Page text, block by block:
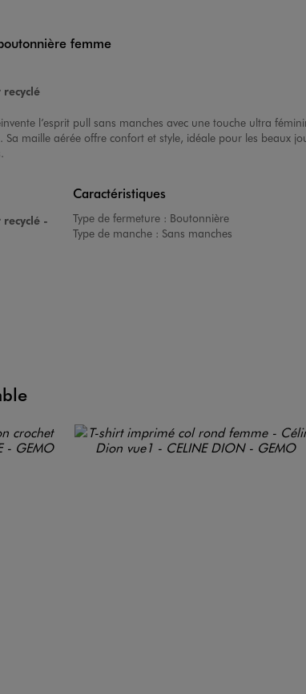
femme
recyclé
l’esprit pull sans manches avec une touche ultra
maille aérée offre confort et style, idéale pour les beaux
recyclé -
Caractéristiques
Type de fermeture : Boutonnière
Type de manche : Sans manches